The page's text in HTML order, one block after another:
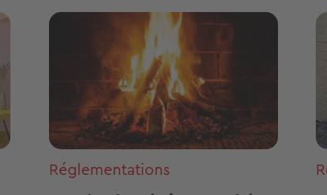
Image
Réglementations